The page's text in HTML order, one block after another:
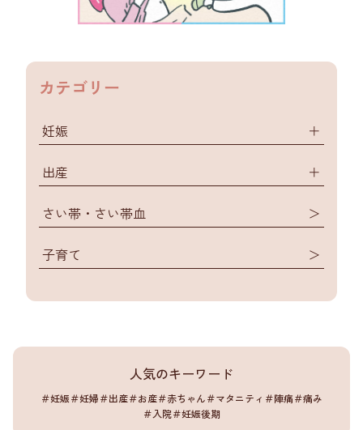
カテゴリー
妊娠 ＋
出産 ＋
さい帯・さい帯血 ＞
子育て ＞
人気のキーワード
＃妊娠＃妊婦＃出産＃お産＃赤ちゃん＃マタニティ ＃陣痛＃痛み
＃入院＃妊娠後期